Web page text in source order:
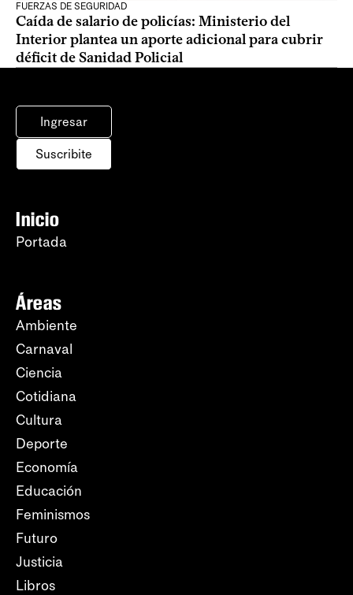
FUERZAS DE SEGURIDAD
Caída de salario de policías: Ministerio del
Interior plantea un aporte adicional para cubrir
déficit de Sanidad Policial
Ingresar
Suscribite
Inicio
Portada
Áreas
Ambiente
Carnaval
Ciencia
Cotidiana
Cultura
Deporte
Economía
Educación
Feminismos
Futuro
Justicia
Libros